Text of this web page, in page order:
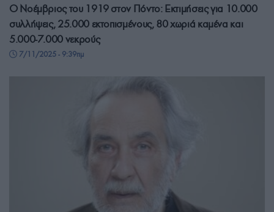
Ο Νοέμβριος του 1919 στον Πόντο: Εκτιμήσεις για 10.000
συλλήψεις, 25.000 εκτοπισμένους, 80 χωριά καμένα και
5.000-7.000 νεκρούς
7/11/2025 - 9:39πμ